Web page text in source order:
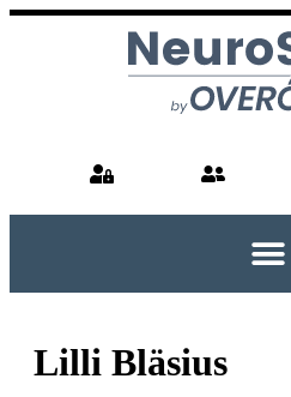
Lilli Bläsius